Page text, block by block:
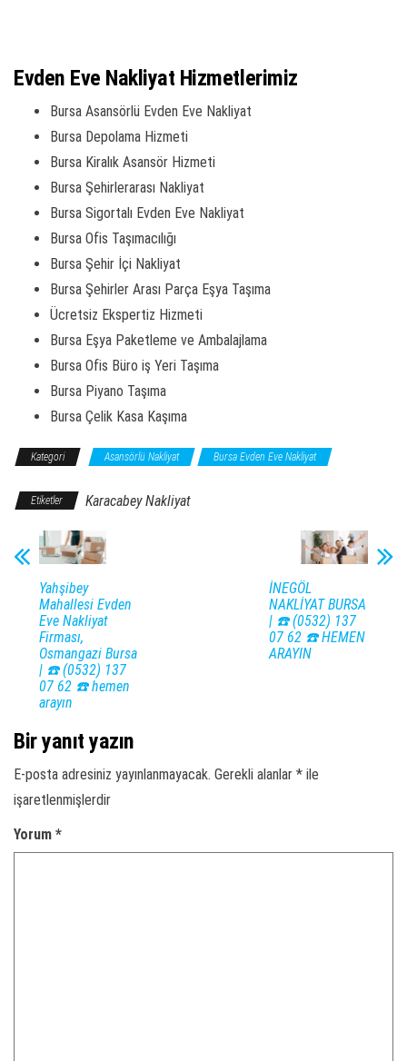
Evden Eve Nakliyat Hizmetlerimiz
Bursa Asansörlü Evden Eve Nakliyat
Bursa Depolama Hizmeti
Bursa Kiralık Asansör Hizmeti
Bursa Şehirlerarası Nakliyat
Bursa Sigortalı Evden Eve Nakliyat
Bursa Ofis Taşımacılığı
Bursa Şehir İçi Nakliyat
Bursa Şehirler Arası Parça Eşya Taşıma
Ücretsiz Ekspertiz Hizmeti
Bursa Eşya Paketleme ve Ambalajlama
Bursa Ofis Büro iş Yeri Taşıma
Bursa Piyano Taşıma
Bursa Çelik Kasa Kaşıma
Kategori Asansörlü Nakliyat Bursa Evden Eve Nakliyat
Etiketler Karacabey Nakliyat
Yahşibey
Mahallesi Evden
Eve Nakliyat
Firması,
Osmangazi Bursa
| ☎️ (0532) 137
07 62 ☎️ hemen
arayın
İNEGÖL
NAKLİYAT BURSA
| ☎️ (0532) 137
07 62 ☎️ HEMEN
ARAYIN
Bir yanıt yazın
E-posta adresiniz yayınlanmayacak. Gerekli alanlar * ile
işaretlenmişlerdir
Yorum *